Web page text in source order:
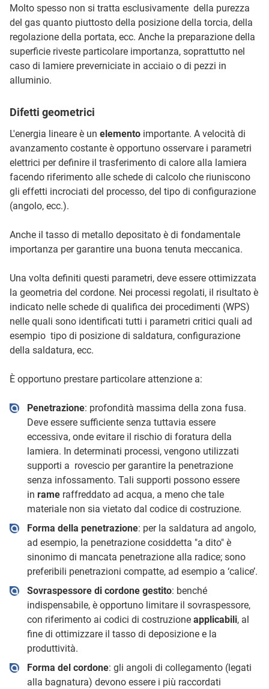
Molto spesso non si tratta esclusivamente della purezza
del gas quanto piuttosto della posizione della torcia, della
regolazione della portata, ecc. Anche la preparazione della
superficie riveste particolare importanza, soprattutto nel
caso di lamiere preverniciate in acciaio o di pezzi in
alluminio.
Difetti geometrici
L'energia lineare è un elemento importante. A velocità di
avanzamento costante è opportuno osservare i parametri
elettrici per definire il trasferimento di calore alla lamiera
facendo riferimento alle schede di calcolo che riuniscono
gli effetti incrociati del processo, del tipo di configurazione
(angolo, ecc.).
Anche il tasso di metallo depositato è di fondamentale
importanza per garantire una buona tenuta meccanica.
Una volta definiti questi parametri, deve essere ottimizzata
la geometria del cordone. Nei processi regolati, il risultato è
indicato nelle schede di qualifica dei procedimenti (WPS)
nelle quali sono identificati tutti i parametri critici quali ad
esempio tipo di posizione di saldatura, configurazione
della saldatura, ecc.
È opportuno prestare particolare attenzione a:
Penetrazione: profondità massima della zona fusa.
Deve essere sufficiente senza tuttavia essere
eccessiva, onde evitare il rischio di foratura della
lamiera. In determinati processi, vengono utilizzati
supporti a rovescio per garantire la penetrazione
senza infossamento. Tali supporti possono essere
in rame raffreddato ad acqua, a meno che tale
materiale non sia vietato dal codice di costruzione.
Forma della penetrazione: per la saldatura ad angolo,
ad esempio, la penetrazione cosiddetta "a dito" è
sinonimo di mancata penetrazione alla radice; sono
preferibili penetrazioni compatte, ad esempio a ‘calice’.
Sovraspessore di cordone gestito: benché
indispensabile, è opportuno limitare il sovraspessore,
con riferimento ai codici di costruzioneapplicabili, al
fine di ottimizzare il tasso di deposizione e la
produttività.
Forma del cordone: gli angoli di collegamento (legati
alla bagnatura) devono essere i più raccordati